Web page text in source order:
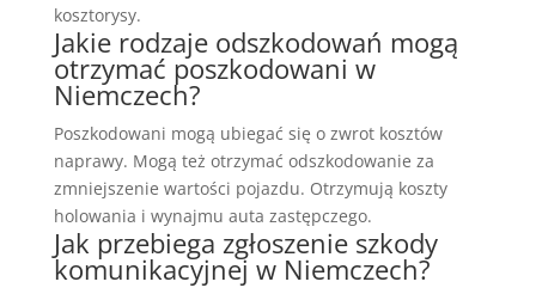
kosztorysy.
Jakie rodzaje odszkodowań mogą
otrzymać poszkodowani w
Niemczech?
Poszkodowani mogą ubiegać się o zwrot kosztów
naprawy. Mogą też otrzymać odszkodowanie za
zmniejszenie wartości pojazdu. Otrzymują koszty
holowania i wynajmu auta zastępczego.
Jak przebiega zgłoszenie szkody
komunikacyjnej w Niemczech?